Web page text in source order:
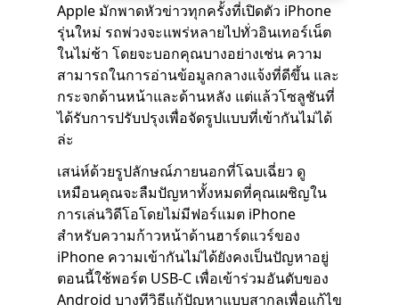
Apple มักพาดหัวข่าวทุกครั้งที่เปิดตัว iPhone
รุ่นใหม่ รถพ่วงจะแพร่หลายไปทั่วอินเทอร์เน็ต
ในไม่ช้า โดยจะบอกคุณบางอย่างเช่น ความ
สามารถในการอ่านข้อมูลกลางแจ้งที่ดีขึ้น และ
กระจกด้านหน้าและด้านหลัง แต่แล้วโซลูชันที่
ได้รับการปรับปรุงเพื่อจัดรูปแบบที่เข้ากันไม่ได้
ล่ะ
เสน่ห์ด้วยรูปลักษณ์ภายนอกที่โฉบเฉี่ยว ดู
เหมือนคุณจะลืมปัญหาทั้งหมดที่คุณเผชิญใน
การเล่นวิดีโอโดยไม่มีฟอร์แมต iPhone
สำหรับความก้าวหน้าด้านฮาร์ดแวร์ของ
iPhone ความเข้ากันไม่ได้ยังคงเป็นปัญหาอยู่
ตอนนี้ใช้พอร์ต USB-C เพื่อเข้าร่วมอันดับของ
Android บางทีวิธีแก้ปัญหาแบบสากลเพื่อแก้ไข